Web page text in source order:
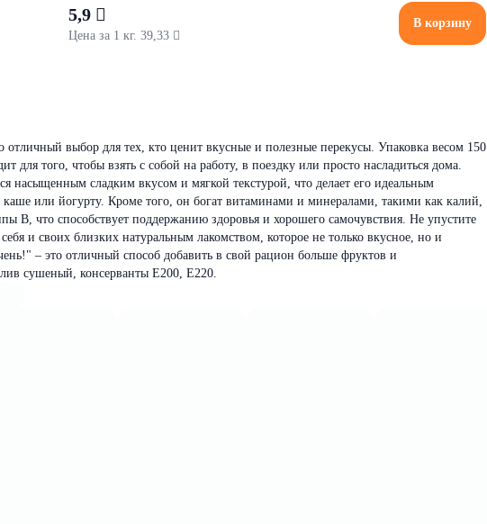
5,9 
Цена за 1 кг. 39,33 
В корзину
выбор для тех, кто ценит вкусные и полезные перекусы. Упаковка весом 150
для того, чтобы взять с собой на работу, в поездку или просто насладиться дома.
насыщенным сладким вкусом и мягкой текстурой, что делает его идеальным
или йогурту. Кроме того, он богат витаминами и минералами, такими как калий,
B, что способствует поддержанию здоровья и хорошего самочувствия. Не упустите
и своих близких натуральным лакомством, которое не только вкусное, но и
– это отличный способ добавить в свой рацион больше фруктов и
сушеный, консерванты Е200, Е220.